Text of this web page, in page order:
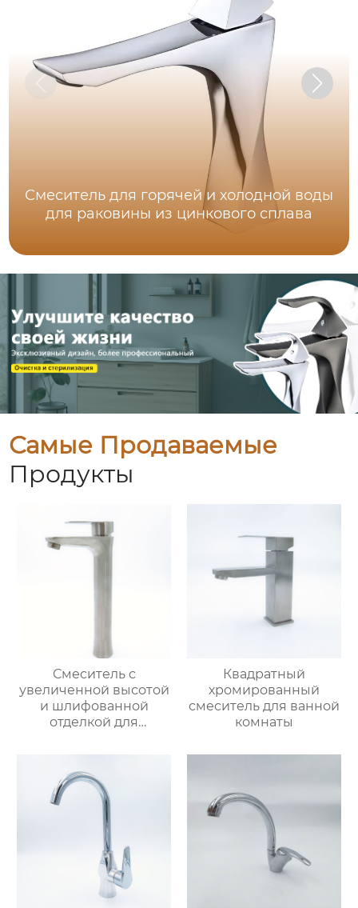
Смеситель для горячей и холодной воды
для раковины из цинкового сплава
Самые Продаваемые
Продукты
Смеситель с
увеличенной высотой
и шлифованной
отделкой для
Квадратный
хромированный
смеситель для ванной
комнаты